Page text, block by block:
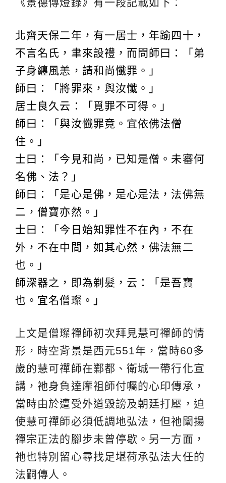
《景德傳燈錄》有一段記載如下：
北齊天保二年，有一居士，年踰四十，
不言名氏，聿來設禮，而問師曰：「弟
子身纏風恙，請和尚懺罪。」
師曰：「將罪來，與汝懺。」
居士良久云：「覓罪不可得。」
師曰：「與汝懺罪竟。宜依佛法僧
住。」
士曰：「今見和尚，已知是僧。未審何
名佛、法？」
師曰：「是心是佛，是心是法，法佛無
二，僧寶亦然。」
士曰：「今日始知罪性不在內，不在
外，不在中間，如其心然，佛法無二
也。」
師深器之，即為剃髮，云：「是吾寶
也。宜名僧璨。」
上文是僧璨禪師初次拜見慧可禪師的情
形，時空背景是西元551年，當時60多
歲的慧可禪師在鄴都、衛城一帶行化宣
講，祂身負達摩祖師付囑的心印傳承，
當時由於遭受外道毀謗及朝廷打壓，迫
使慧可禪師必須低調地弘法，但祂闡揚
禪宗正法的腳步未曾停歇。另一方面，
祂也特別留心尋找足堪荷承弘法大任的
法嗣傳人。